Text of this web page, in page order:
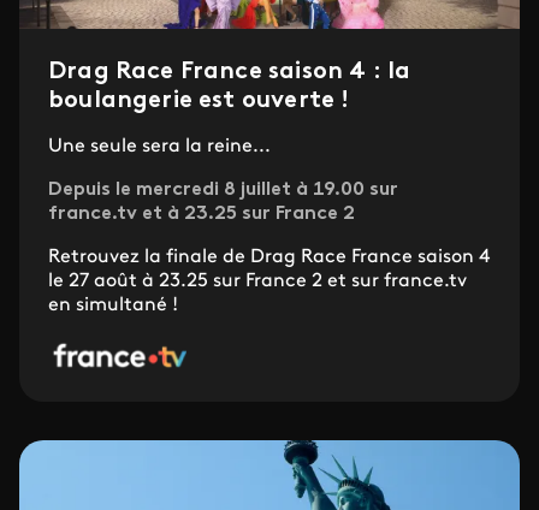
Drag Race France saison 4 : la
boulangerie est ouverte !
Une seule sera la reine...
Depuis le mercredi 8 juillet à 19.00 sur
france.tv et à 23.25 sur France 2
Retrouvez la finale de Drag Race France saison 4
le 27 août à 23.25 sur France 2 et sur france.tv
en simultané !